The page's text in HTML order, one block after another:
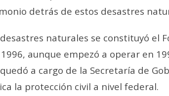
detrás de estos desastres
naturales se constituyó el
aunque empezó a operar en
a cargo de la Secretaría de
la protección civil a nivel federal.